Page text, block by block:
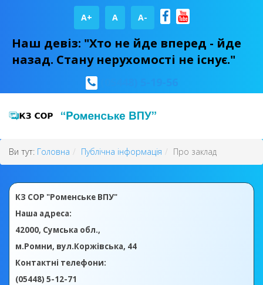
A+ А A-
Наш девіз: "Хто не йде вперед - йде
назад. Стану нерухомості не існує."
Ви тут: Головна Публічна інформація Про заклад
КЗ СОР "Роменське ВПУ"
Наша адреса:
42000, Сумська обл.,
м.Ромни, вул.Коржівська, 44
Контактні телефони:
(05448) 5-12-71